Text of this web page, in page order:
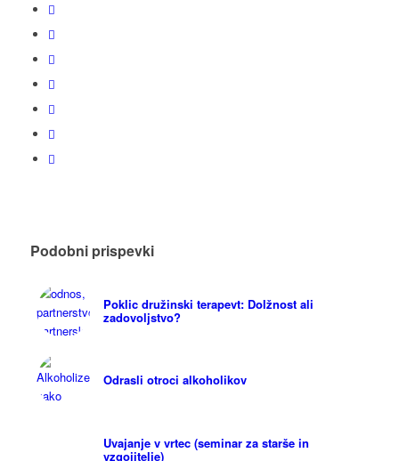
Podobni prispevki
Poklic družinski terapevt: Dolžnost ali
zadovoljstvo?
Odrasli otroci alkoholikov
Uvajanje v vrtec (seminar za starše in
vzgojitelje)